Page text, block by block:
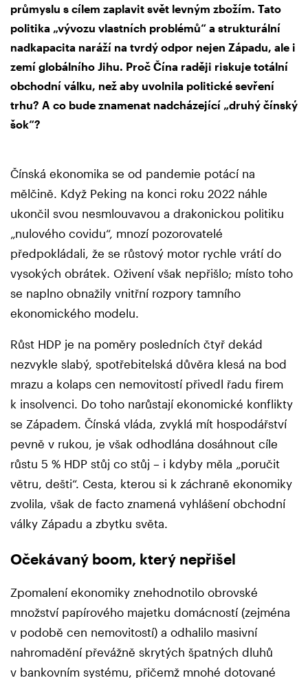
průmyslu s cílem zaplavit svět levným zbožím. Tato
politika „vývozu vlastních problémů“ a strukturální
nadkapacita naráží na tvrdý odpor nejen Západu, ale i
zemí globálního Jihu. Proč Čína raději riskuje totální
obchodní válku, než aby uvolnila politické sevření
trhu? A co bude znamenat nadcházející „druhý čínský
šok“?
Čínská ekonomika se od pandemie potácí na
mělčině. Když Peking na konci roku 2022 náhle
ukončil svou nesmlouvavou a drakonickou politiku
„nulového covidu“, mnozí pozorovatelé
předpokládali, že se růstový motor rychle vrátí do
vysokých obrátek. Oživení však nepřišlo; místo toho
se naplno obnažily vnitřní rozpory tamního
ekonomického modelu.
Růst HDP je na poměry posledních čtyř dekád
nezvykle slabý, spotřebitelská důvěra klesá na bod
mrazu a kolaps cen nemovitostí přivedl řadu firem
k insolvenci. Do toho narůstají ekonomické konflikty
se Západem. Čínská vláda, zvyklá mít hospodářství
pevně v rukou, je však odhodlána dosáhnout cíle
růstu 5 % HDP stůj co stůj – i kdyby měla „poručit
větru, dešti“. Cesta, kterou si k záchraně ekonomiky
zvolila, však de facto znamená vyhlášení obchodní
války Západu a zbytku světa.
Očekávaný boom, který nepřišel
Zpomalení ekonomiky znehodnotilo obrovské
množství papírového majetku domácností (zejména
v podobě cen nemovitostí) a odhalilo masivní
nahromadění převážně skrytých špatných dluhů
v bankovním systému, přičemž mnohé dotované